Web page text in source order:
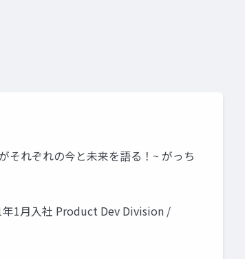
それぞれの今と未来を語る！~ がっち
年1月入社 Product Dev Division /